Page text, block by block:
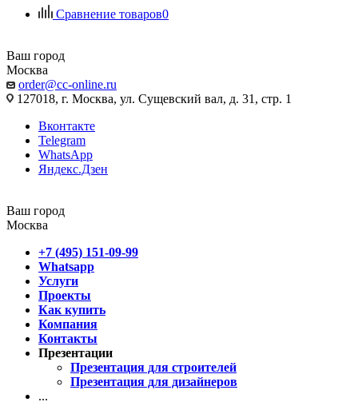
Сравнение товаров0
Ваш город
Москва
order@cc-online.ru
127018, г. Москва, ул. Сущевский вал, д. 31, стр. 1
Вконтакте
Telegram
WhatsApp
Яндекс.Дзен
Ваш город
Москва
+7 (495) 151-09-99
Whatsapp
Услуги
Проекты
Как купить
Компания
Контакты
Презентации
Презентация для строителей
Презентация для дизайнеров
...